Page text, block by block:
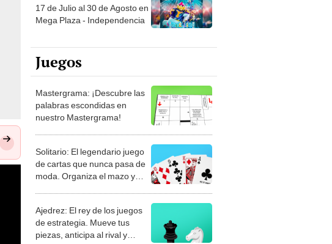
17 de Julio al 30 de Agosto en
Mega Plaza - Independencia
Juegos
Mastergrama: ¡Descubre las
palabras escondidas en
nuestro Mastergrama!
Solitario: El legendario juego
de cartas que nunca pasa de
moda. Organiza el mazo y
Ajedrez: El rey de los juegos
de estrategia. Mueve tus
piezas, anticipa al rival y